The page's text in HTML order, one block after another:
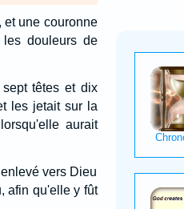
et une couronne
douleurs de
têtes et dix
les jetait sur la
aurait
vers Dieu
afin qu'elle y fût